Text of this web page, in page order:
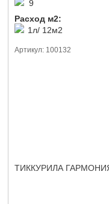
9
Расход м2:
1л/ 12м2
Артикул: 100132
ТИККУРИЛА